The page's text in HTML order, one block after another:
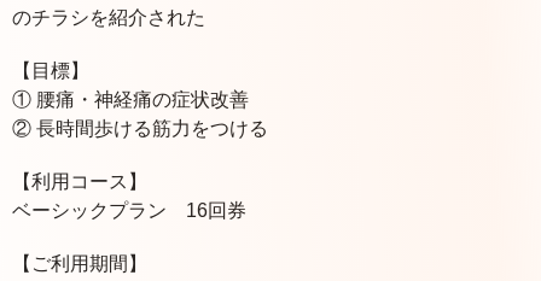
のチラシを紹介された
【目標】
① 腰痛・神経痛の症状改善
② 長時間歩ける筋力をつける
【利用コース】
ベーシックプラン 16回券
【ご利用期間】